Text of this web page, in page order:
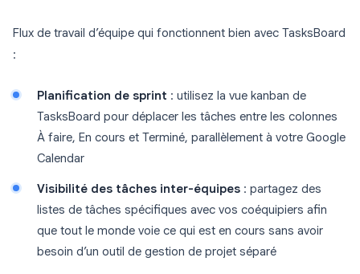
Flux de travail d’équipe qui fonctionnent bien avec TasksBoard
:
Planification de sprint : utilisez la vue kanban de
TasksBoard pour déplacer les tâches entre les colonnes
À faire, En cours et Terminé, parallèlement à votre Google
Calendar
Visibilité des tâches inter-équipes : partagez des
listes de tâches spécifiques avec vos coéquipiers afin
que tout le monde voie ce qui est en cours sans avoir
besoin d’un outil de gestion de projet séparé